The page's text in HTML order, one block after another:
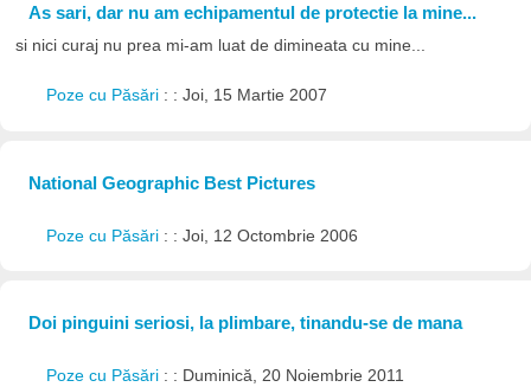
As sari, dar nu am echipamentul de protectie la mine...
si nici curaj nu prea mi-am luat de dimineata cu mine...
Poze cu Păsări : : Joi, 15 Martie 2007
National Geographic Best Pictures
Poze cu Păsări : : Joi, 12 Octombrie 2006
Doi pinguini seriosi, la plimbare, tinandu-se de mana
Poze cu Păsări : : Duminică, 20 Noiembrie 2011